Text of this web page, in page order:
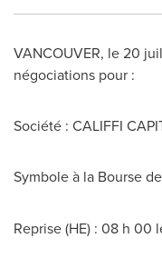
VANCOUVER, le 20
négociations pour :
Société : CALIFFI
Symbole à la Bourse
Reprise (HE) : 08 h 00